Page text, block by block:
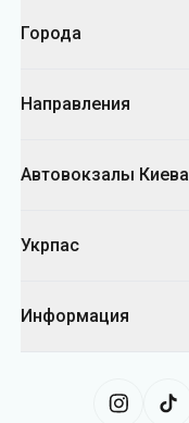
Города
Направления
Автовокзалы Киева
Укрпас
Информация